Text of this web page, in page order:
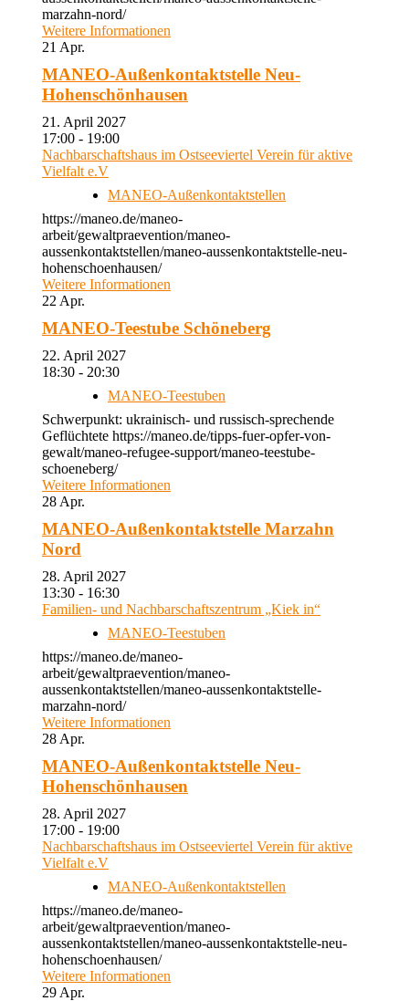
marzahn-nord/
Weitere Informationen
21 Apr.
MANEO-Außenkontaktstelle Neu-
Hohenschönhausen
21. April 2027
17:00 - 19:00
Nachbarschaftshaus im Ostseeviertel Verein für aktive
Vielfalt e.V
MANEO-Außenkontaktstellen
https://maneo.de/maneo-
arbeit/gewaltpraevention/maneo-
aussenkontaktstellen/maneo-aussenkontaktstelle-neu-
hohenschoenhausen/
Weitere Informationen
22 Apr.
MANEO-Teestube Schöneberg
22. April 2027
18:30 - 20:30
MANEO-Teestuben
Schwerpunkt: ukrainisch- und russisch-sprechende
Geflüchtete https://maneo.de/tipps-fuer-opfer-von-
gewalt/maneo-refugee-support/maneo-teestube-
schoeneberg/
Weitere Informationen
28 Apr.
MANEO-Außenkontaktstelle Marzahn
Nord
28. April 2027
13:30 - 16:30
Familien- und Nachbarschaftszentrum „Kiek in“
MANEO-Teestuben
https://maneo.de/maneo-
arbeit/gewaltpraevention/maneo-
aussenkontaktstellen/maneo-aussenkontaktstelle-
marzahn-nord/
Weitere Informationen
28 Apr.
MANEO-Außenkontaktstelle Neu-
Hohenschönhausen
28. April 2027
17:00 - 19:00
Nachbarschaftshaus im Ostseeviertel Verein für aktive
Vielfalt e.V
MANEO-Außenkontaktstellen
https://maneo.de/maneo-
arbeit/gewaltpraevention/maneo-
aussenkontaktstellen/maneo-aussenkontaktstelle-neu-
hohenschoenhausen/
Weitere Informationen
29 Apr.